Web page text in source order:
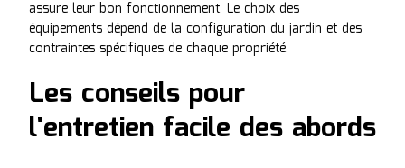
assure leur bon fonctionnement. Le choix des
équipements dépend de la configuration du jardin et des
contraintes spécifiques de chaque propriété.
Les conseils pour
l'entretien facile des abords